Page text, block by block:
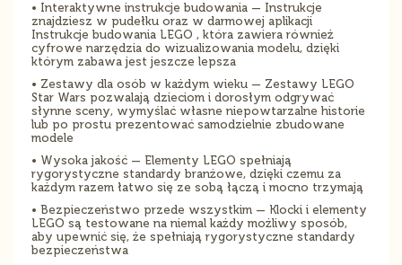
• Interaktywne instrukcje budowania — Instrukcje
znajdziesz w pudełku oraz w darmowej aplikacji
Instrukcje budowania LEGO , która zawiera również
cyfrowe narzędzia do wizualizowania modelu, dzięki
którym zabawa jest jeszcze lepsza
• Zestawy dla osób w każdym wieku — Zestawy LEGO
Star Wars pozwalają dzieciom i dorosłym odgrywać
słynne sceny, wymyślać własne niepowtarzalne historie
lub po prostu prezentować samodzielnie zbudowane
modele
• Wysoka jakość — Elementy LEGO spełniają
rygorystyczne standardy branżowe, dzięki czemu za
każdym razem łatwo się ze sobą łączą i mocno trzymają
• Bezpieczeństwo przede wszystkim — Klocki i elementy
LEGO są testowane na niemal każdy możliwy sposób,
aby upewnić się, że spełniają rygorystyczne standardy
bezpieczeństwa